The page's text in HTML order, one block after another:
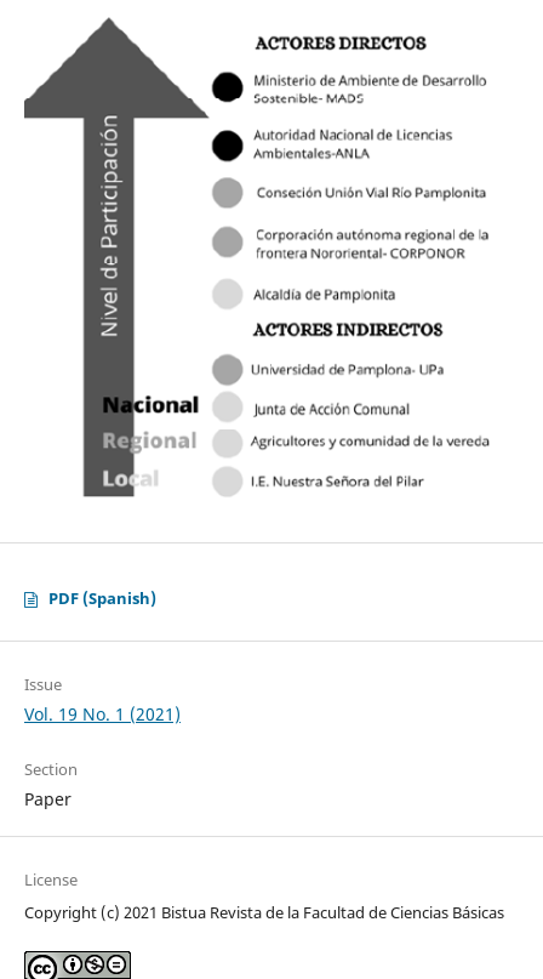
PDF (Spanish)
Issue
Vol. 19 No. 1 (2021)
Section
Paper
License
Copyright (c) 2021 Bistua Revista de la Facultad de Ciencias Básicas